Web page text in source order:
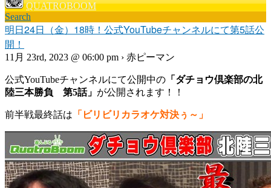
QUATROBOOM
Search
明日24日（金）18時！公式YouTubeチャンネルにて第5話公
開！
11月 23rd, 2023 @ 06:00 pm › 赤ピーマン
公式YouTubeチャンネルにて公開中の 「ダチョウ倶楽部の北
陸三本勝負 第5話」 が公開されます！！
前半戦最終話は 「ビリビリカラオケ対決ぅ～」